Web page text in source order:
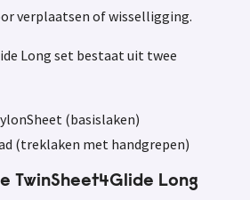
verplaatsen of wisselligging.
Long set bestaat uit twee
(basislaken)
(treklaken met handgrepen)
TwinSheet4Glide Long